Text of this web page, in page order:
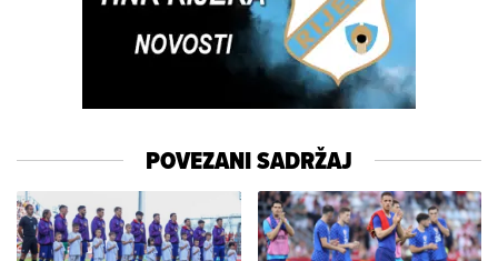
POVEZANI SADRŽAJ